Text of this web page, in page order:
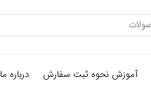
آموزش نحوه ثبت سفارش درباره ما